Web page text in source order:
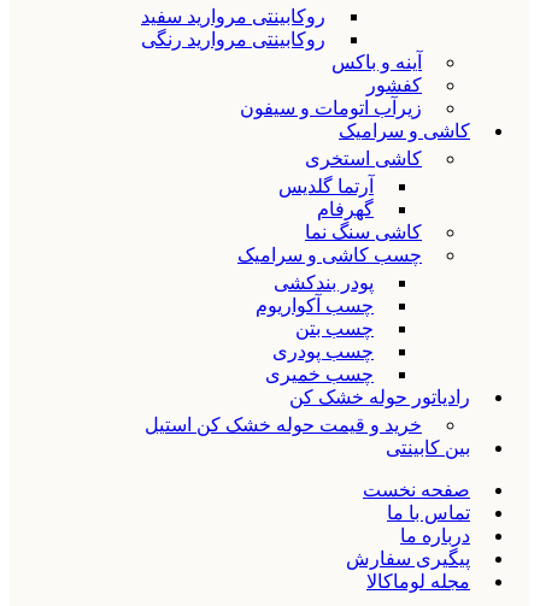
روکابینتی مروارید سفید
روکابینتی مروارید رنگی
آینه و باکس
کفشور
زیرآب اتومات و سیفون
کاشی و سرامیک
کاشی استخری
آرتما گلدیس
گهرفام
کاشی سنگ نما
چسب کاشی و سرامیک
پودر بندکشی
چسب آکواریوم
چسب بتن
چسب پودری
چسب خمیری
رادیاتور حوله خشک کن
خرید و قیمت حوله خشک کن استیل
بین کابینتی
صفحه نخست
تماس با ما
درباره ما
پیگیری سفارش
مجله لوماکالا